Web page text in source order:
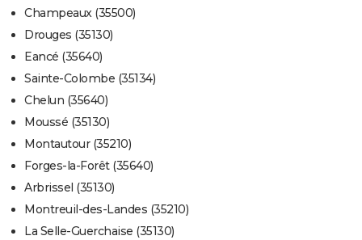
Champeaux (35500)
Drouges (35130)
Eancé (35640)
Sainte-Colombe (35134)
Chelun (35640)
Moussé (35130)
Montautour (35210)
Forges-la-Forêt (35640)
Arbrissel (35130)
Montreuil-des-Landes (35210)
La Selle-Guerchaise (35130)